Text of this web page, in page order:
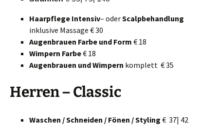
Haarpflege Intensiv– oderScalpbehandlung
inklusive Massage € 30
Augenbrauen Farbe und Form € 18
Wimpern Farbe€ 18
Augenbrauen und Wimpern komplett € 35
Herren – Classic
Waschen / Schneiden / Fönen / Styling € 37| 42